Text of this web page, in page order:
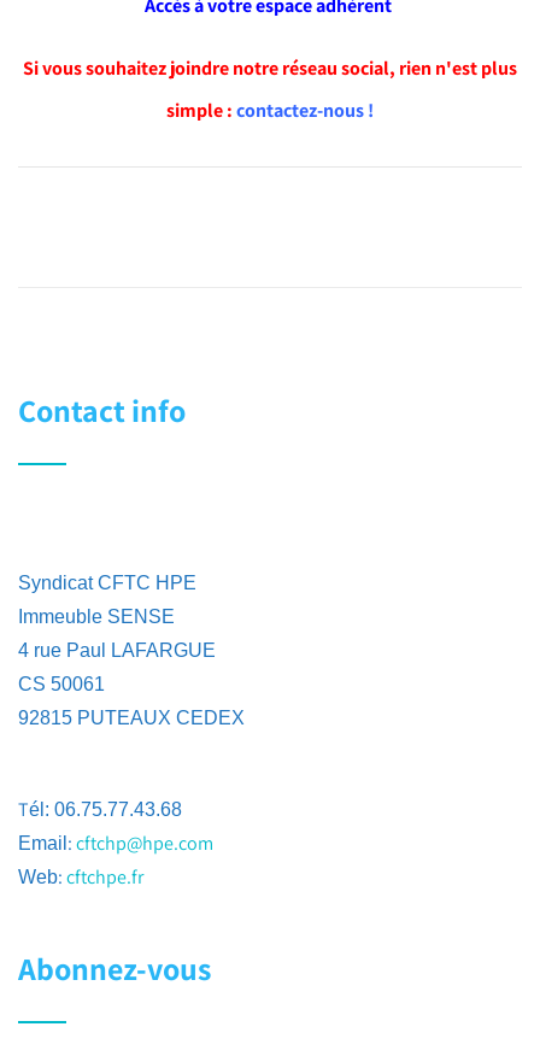
Accès à votre espace adhérent
Si vous souhaitez joindre notre réseau social, rien n'est plus
simple :contactez-nous !
Contact info
Syndicat CFTC HPE
Immeuble SENSE
4 rue Paul LAFARGUE
CS 50061
92815 PUTEAUX CEDEX
Tél: 06.75.77.43.68
Email :cftchp@hpe.com
Web:cftchpe.fr
Abonnez-vous